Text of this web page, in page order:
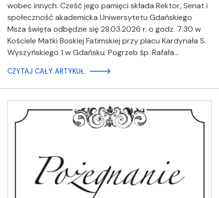
wobec innych. Cześć jego pamięci składa Rektor, Senat i
społeczność akademicka Uniwersytetu Gdańskiego
Msza święta odbędzie się 28.03.2026 r. o godz. 7:30 w
Kościele Matki Boskiej Fatimskiej przy placu Kardynała S.
Wyszyńskiego 1 w Gdańsku. Pogrzeb śp. Rafała…
CZYTAJ CAŁY ARTYKUŁ